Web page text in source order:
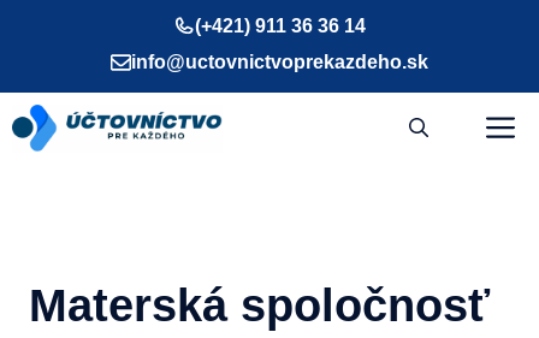
(+421) 911 36 36 14
info@uctovnictvoprekazdeho.sk
Materská spoločnosť